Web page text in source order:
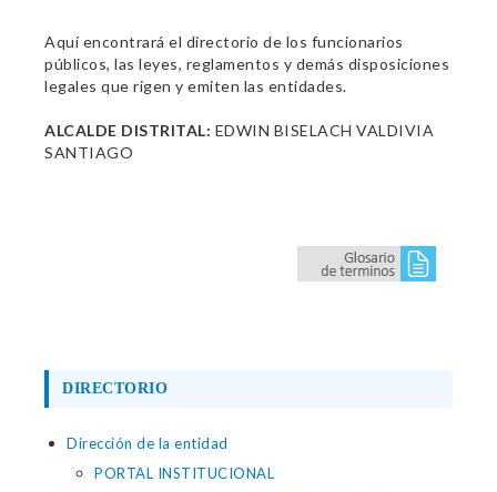
Aquí encontrará el directorio de los funcionarios
públicos, las leyes, reglamentos y demás disposiciones
legales que rigen y emiten las entidades.
ALCALDE DISTRITAL: EDWIN BISELACH VALDIVIA
SANTIAGO
DIRECTORIO
Dirección de la entidad
PORTAL INSTITUCIONAL